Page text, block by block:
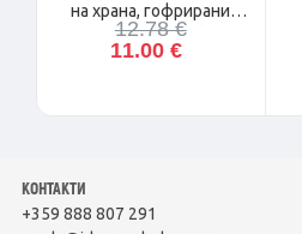
на храна, гофрирани
15/30 см, 100 бр
11.00 €
12.78 €
КОНТАКТИ
+359 888 807 291